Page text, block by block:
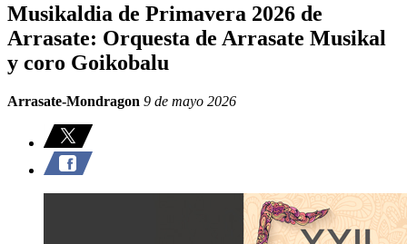
Musikaldia de Primavera 2026 de
Arrasate: Orquesta de Arrasate Musikal
y coro Goikobalu
Arrasate-Mondragon 9 de mayo 2026